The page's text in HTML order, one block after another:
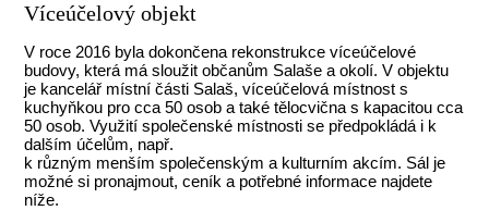
Víceúčelový objekt
V roce 2016 byla dokončena rekonstrukce víceúčelové
budovy, která má sloužit občanům Salaše a okolí. V objektu
je kancelář místní části Salaš, víceúčelová místnost s
kuchyňkou pro cca 50 osob a také tělocvična s kapacitou cca
50 osob. Využití společenské místnosti se předpokládá i k
dalším účelům, např.
k různým menším společenským a kulturním akcím. Sál je
možné si pronajmout, ceník a potřebné informace najdete
níže.